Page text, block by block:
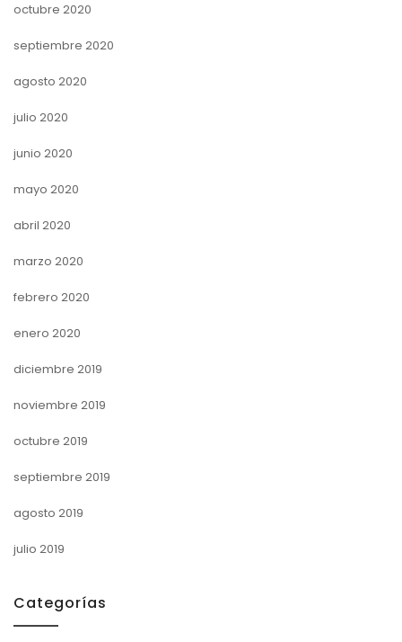
octubre 2020
septiembre 2020
agosto 2020
julio 2020
junio 2020
mayo 2020
abril 2020
marzo 2020
febrero 2020
enero 2020
diciembre 2019
noviembre 2019
octubre 2019
septiembre 2019
agosto 2019
julio 2019
Categorías